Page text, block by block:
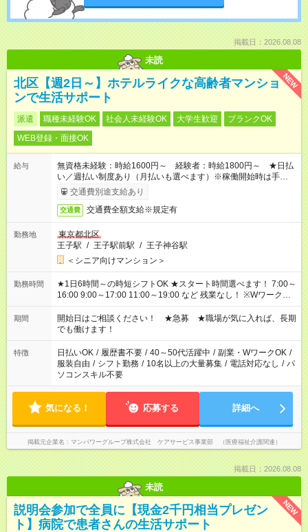
掲載日：2026.08.08
未読
NEW
北区【週2日～】ホテルライクな高齢者マンショ
ンで生活サポート
派遣 職種未経験OK 社会人未経験OK 大学生歓迎
ブランクOK
WEB登録・面接OK
給与
無資格未経験：時給1600円～ 経験者：時給1800円～ ★日払
い／週払い制度あり（月払いも選べます）※稼働開始時は手続き
完了次第のお支払いとなります。
交通費別途支給あり
交通費 交通費全額支給※規定有
勤務地
東京都北区
王子駅 / 王子駅前駅 / 王子神谷駅
＜シニア向けマンション＞
勤務時間
★1日6時間～の時短シフトOK ★スタート時間選べます！ 7:00～
16:00 9:00～17:00 11:00～19:00 など 残業なし！ ※Wワークの
場合、他のお仕事と合わせ週40時間超の就業はご案内できませ
ん ※法令に基づき、週20時間以上勤務は社会保険への加入対象
となります ※労働者派遣法（日雇い派遣の原則禁止）により、
短時間・短期間の就業はご案内が難しい場合があります
期間
開始日はご相談ください！ ★急募 ★職場が気に入れば、長期
でも働けます！
特徴 日払いOK / 履歴書不要 / 40～50代活躍中 / 副業・WワークOK /
服装自由 / シフト勤務 / 10名以上の大量募集 / 電話対応なし / パ
ソコンスキル不要
気になる！ 応募する 詳細へ
掲載元企業名 マンパワーグループ株式会社 ケアサービス事業部 （医療福祉介護関連）
掲載日：2026.08.08
未読
NEW
説明会参加で全員に【現金2千円相当プレゼン
ト】病院で患者さんの生活サポート